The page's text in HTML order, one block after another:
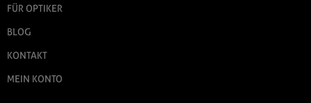
FÜR OPTIKER
BLOG
KONTAKT
MEIN KONTO